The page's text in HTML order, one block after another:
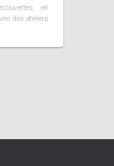
en
des ateliers